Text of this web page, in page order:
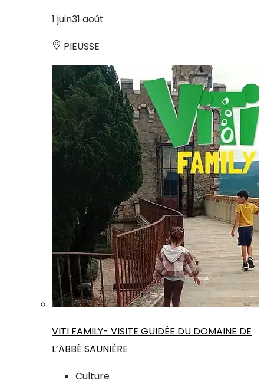
1 juin31 août
PIEUSSE
VITI FAMILY- VISITE GUIDÉE DU DOMAINE DE
L’ABBÉ SAUNIÈRE
Culture